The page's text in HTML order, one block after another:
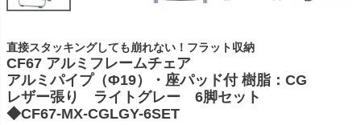
直接スタッキングしても崩れない！フラット収納
CF67 アルミフレームチェア
アルミパイプ（Φ19）・座パッド付 樹脂：CG
レザー張り ライトグレー 6脚セット
◆CF67-MX-CGLGY-6SET